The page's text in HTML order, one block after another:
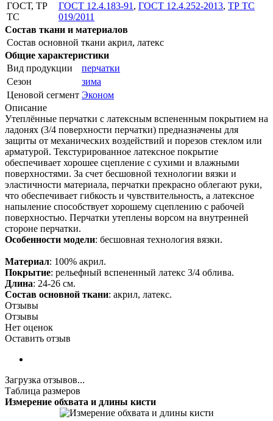
ГОСТ, ТР
ТС
ГОСТ 12.4.183-91 , ГОСТ 12.4.252-2013, ТР ТС
019/2011
Состав ткани и материалов
Состав основной ткани акрил, латекс
Общие характеристики
Вид продукции
перчатки
Сезон
зима
Ценовой сегмент Эконом
Описание
Утеплённые перчатки с латексным вспененным покрытием на
ладонях (3/4 поверхности перчатки) предназначены для
защиты от механических воздействий и порезов стеклом или
арматурой. Текстурированное латексное покрытие
обеспечивает хорошее сцепление с сухими и влажными
поверхностями. За счет бесшовной технологии вязки и
эластичности материала, перчатки прекрасно облегают руки,
что обеспечивает гибкость и чувствительность, а латексное
напыление способствует хорошему сцеплению с рабочей
поверхностью. Перчатки утеплены ворсом на внутренней
стороне перчатки.
Особенности модели: бесшовная технология вязки.
Материал: 100% акрил.
Покрытие: рельефный вспененный латекс 3/4 облива.
Длина: 24-26 см.
Состав основной ткани: акрил, латекс.
Отзывы
Отзывы
Нет оценок
Оставить отзыв
Загрузка отзывов...
Таблица размеров
Измерение обхвата и длины кисти